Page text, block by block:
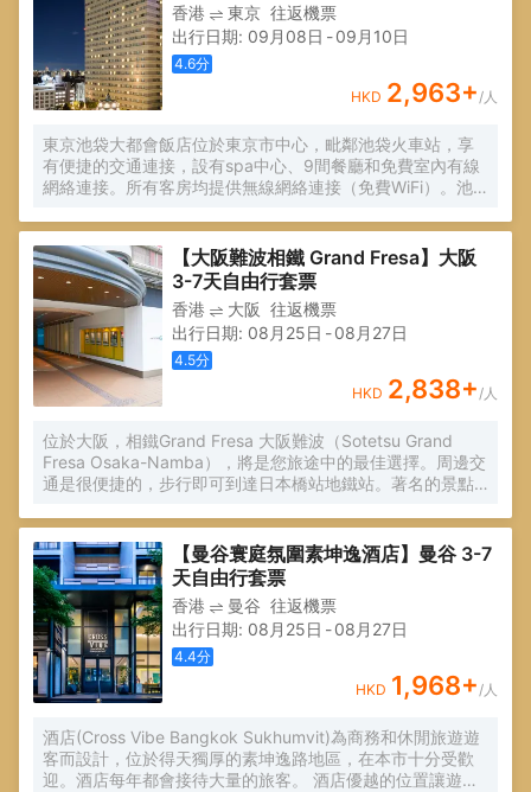
香港 東京 往返機票
出行日期: 09月08日 -09月10日
4.6分
HKD 2,963+/人
東京池袋大都會飯店位於東京市中心，毗鄰池袋火車站，享
有便捷的交通連接，設有spa中心、9間餐廳和免費室內有線
網絡連接。所有客房均提供無線網絡連接（免費WiFi）。池
宿和涉谷地區的火車連接。通往羽田和成田機場的機場班車
可直達東京大都會飯店。【大阪難波相鐵 Grand Fresa】大阪
3-7天自由行套票
香港 大阪 往返機票
出行日期: 08月25日 -08月27日
4.5分
HKD 2,838+/人
位於大阪，相鐵Grand Fresa 大阪難波（Sotetsu Grand
Fresa Osaka-Namba），將是您旅途中的最佳選擇。周邊交
通是很便捷的，步行即可到達日本橋站地鐵站。著名的景點
到達。 客房內的所有設施都是經過精心的考慮和安排，空調
在滿足您入住需求的同時又能增添家的温馨感。服務人員會
提前為您準備好電熱水壺，以滿足您的飲水需求。浴室配有
拖鞋、浴缸和吹風機。 酒店提供的休閑設施，旨在為旅客營
造多姿多彩、奢華完美的住宿體驗。酒店設有24小時前台諮
詢服務，為下榻至此的您提供最貼心的行程安排。
【曼谷寰庭氛圍素坤逸酒店】曼谷 3-7
天自由行套票
香港 曼谷 往返機票
出行日期: 08月25日 -08月27日
4.4分
HKD 1,968+/人
酒店(Cross Vibe Bangkok Sukhumvit)為商務和休閒旅遊遊
客而設計，位於得天獨厚的素坤逸路地區，在本市十分受歡
迎。酒店每年都會接待大量的旅客。 酒店優越的位置讓遊人